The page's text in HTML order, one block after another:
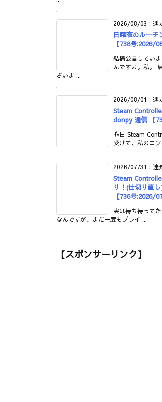
2026/08/03 : 迷
日曜夜のルー
【738号:2026/
結構公言してい
んですよ。私。
ざいま ...
2026/08/01 : 迷
Steam
donpy 通信 【
昨日 Steam
受けて、私のコ
2026/07/31 : 迷
Steam
り！(仕切り直
【736号:2026/
実は待ち待って
なんですが、まだ一度もプレイ ...
【スポンサーリンク】